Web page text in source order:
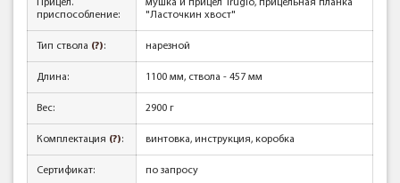
Прицел.
приспособление:
мушка и прицел Truglo, прицельная планка
"Ласточкин хвост"
Тип ствола (?): нарезной
Длина: 1100 мм, ствола - 457 мм
Вес: 2900 г
Комплектация (?): винтовка, инструкция, коробка
Сертификат: по запросу